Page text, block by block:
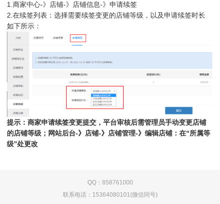
1.商家中心-》店铺-》店铺信息-》申请续签
2.在续签列表：选择需要续签变更的店铺等级，以及申请续签时长
如下所示：
提示：商家申请续签变更提交，平台审核后需管理员手动变更店铺
的店铺等级；网站后台-》店铺-》店铺管理-》编辑店铺：在“所属等
级”处更改
QQ：858761000
联系电话：15364080101(微信同号)